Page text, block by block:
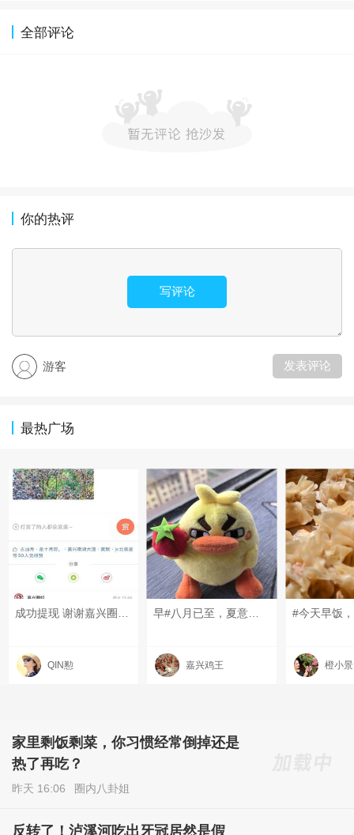
全部评论
你的热评
写评论
游客 发表评论
最热广场
QIN懃 嘉兴鸡王
#今天早饭
橙小景
家里剩饭剩菜，你习惯经常倒掉还是
热了再吃？
昨天 16:06 圈内八卦姐
反转了！泸溪河吃出牙冠居然是假